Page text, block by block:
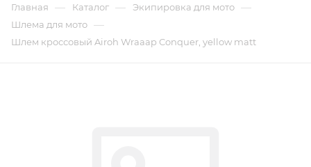
Главная — Каталог — Экипировка для мото —
Шлема для мото —
Шлем кроссовый Airoh Wraaap Conquer, yellow matt